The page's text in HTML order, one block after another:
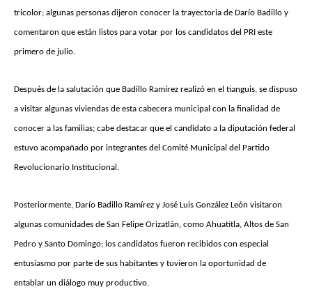
tricolor; algunas personas dijeron conocer la trayectoria de Darío Badillo y
comentaron que están listos para votar por los candidatos del PRI este
primero de julio.
Después de la salutación que Badillo Ramírez realizó en el tianguis, se dispuso
a visitar algunas viviendas de esta cabecera municipal con la finalidad de
conocer a las familias; cabe destacar que el candidato a la diputación federal
estuvo acompañado por integrantes del Comité Municipal del Partido
Revolucionario Institucional.
Posteriormente, Darío Badillo Ramírez y José Luis González León visitaron
algunas comunidades de San Felipe Orizatlán, como Ahuatitla, Altos de San
Pedro y Santo Domingo; los candidatos fueron recibidos con especial
entusiasmo por parte de sus habitantes y tuvieron la oportunidad de
entablar un diálogo muy productivo.